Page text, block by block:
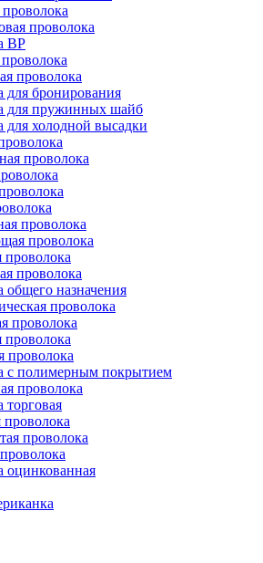
проволока
ВР
проволока
для бронирования
для пружинных шайб
для холодной высадки
проволока
проволока
проволока
проволока
проволока
общего назначения
проволока
проволока
проволока
проволока
с полимерным покрытием
проволока
торговая
проволока
проволока
оцинкованная